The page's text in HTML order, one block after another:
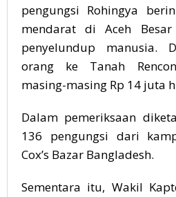
pengungsi Rohingya
mendarat di Aceh Besar
penyelundup manusia.
orang ke Tanah
masing-masing Rp 14 juta
Dalam pemeriksaan
136 pengungsi dari
Cox’s Bazar Bangladesh.
Sementara itu, Wakil